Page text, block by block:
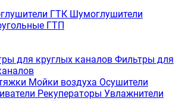
ГТК Шумоглушители
ГТП
для круглых каналов Фильтры для
Мойки воздуха Осушители
Рекуператоры Увлажнители